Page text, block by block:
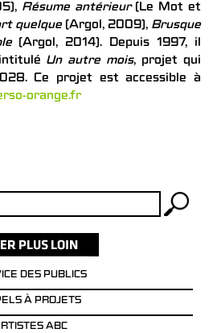
Résume antérieur(Le Mot et
quelque(Argol, 2009), Brusque
(Argol, 2014). Depuis 1997, il
Un autre mois, projet qui
Ce projet est accessible à
orange.fr
DES PUBLICS
À PROJETS
ABC